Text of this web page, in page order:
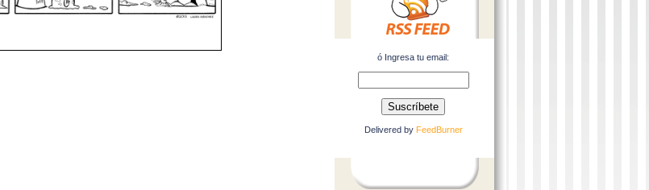
ó Ingresa tu email:
Delivered by FeedBurner